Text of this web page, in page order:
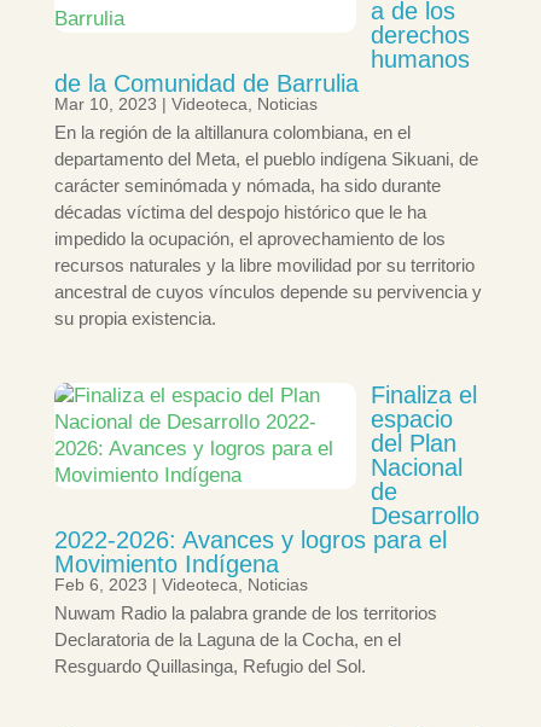
a de los
derechos
humanos
de la Comunidad de Barrulia
Mar 10, 2023 | Videoteca Noticias
En la región de la altillanura colombiana, en el
departamento del Meta, el pueblo indígena Sikuani, de
carácter seminómada y nómada, ha sido durante
décadas víctima del despojo histórico que le ha
impedido la ocupación, el aprovechamiento de los
recursos naturales y la libre movilidad por su territorio
ancestral de cuyos vínculos depende su pervivencia y
su propia existencia.
Finaliza el
espacio
del Plan
Nacional
de
Desarrollo
2022-2026: Avances y logros para el
Movimiento Indígena
Feb 6, 2023 | Videoteca Noticias
Nuwam Radio la palabra grande de los territorios
Declaratoria de la Laguna de la Cocha, en el
Resguardo Quillasinga, Refugio del Sol.